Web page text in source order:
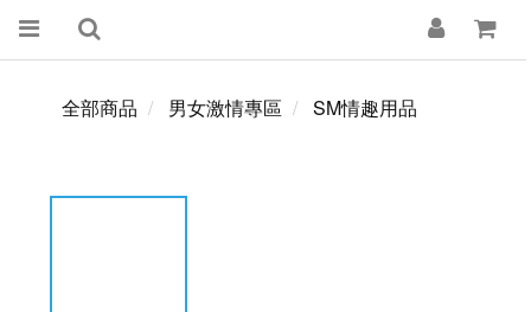
全部商品 男女激情專區 SM情趣用品